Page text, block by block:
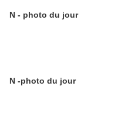
N - photo du jour
N -photo du jour